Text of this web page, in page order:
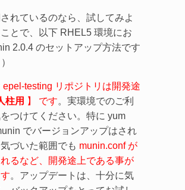
れているのなら、試してみよ
とで、以下 RHEL5 環境にお
2.0.4 のセットアップ方法です
epel-testing リポジトリは開発途
柱用 】 です。実環境でのご利
つけてください。特に yum
でバージョンアップはされ
づいた範囲でも munin.conf が
れるなど、開発途上である事が
。アップデートは、十分に気